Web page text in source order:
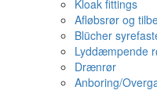
Kloak fittings
Afløbsrør og
Blücher
Lyddæmpende
Drænrør
Anboring/